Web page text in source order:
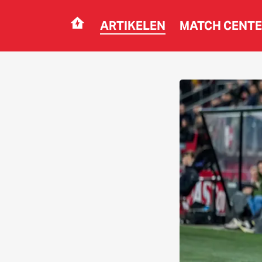
Navigation ARTIKELEN MATCH